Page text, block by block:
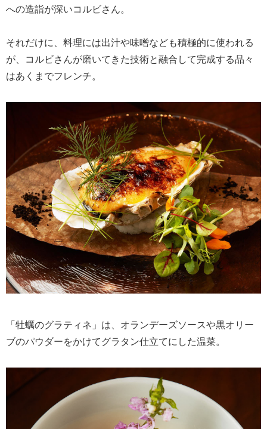
への造詣が深いコルビさん。
それだけに、料理には出汁や味噌なども積極的に使われる
が、コルビさんが磨いてきた技術と融合して完成する品々
はあくまでフレンチ。
「牡蠣のグラティネ」は、オランデーズソースや黒オリー
ブのパウダーをかけてグラタン仕立てにした温菜。